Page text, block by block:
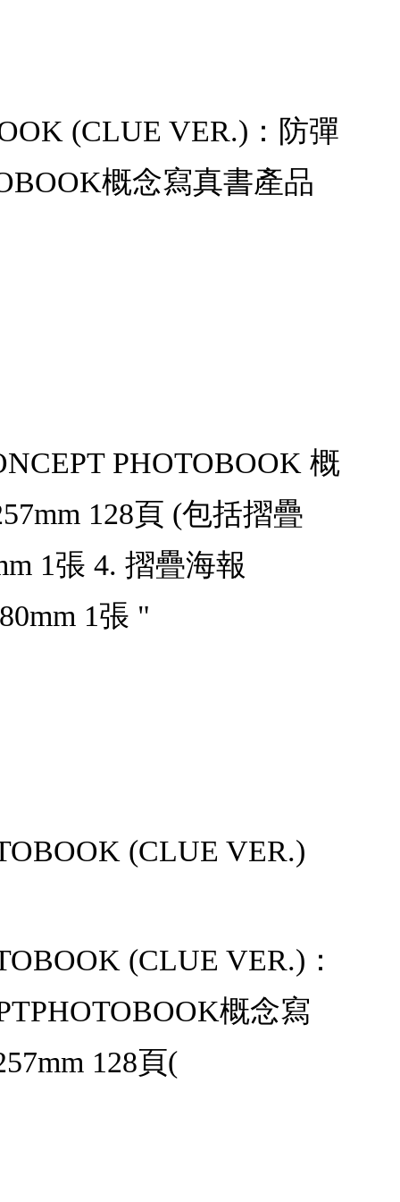
(CLUE VER.)：防彈
概念寫真書產品
PHOTOBOOK 概
128頁 (包括摺疊
1張 4. 摺疊海報
1張 "
(CLUE VER.)
(CLUE VER.)：
概念寫
128頁(